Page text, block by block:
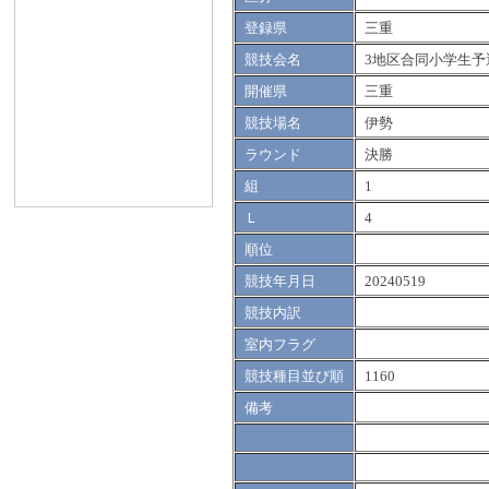
登録県
三重
競技会名
3地区合同小学生予
開催県
三重
競技場名
伊勢
ラウンド
決勝
組
1
Ｌ
4
順位
競技年月日
20240519
競技内訳
室内フラグ
競技種目並び順
1160
備考